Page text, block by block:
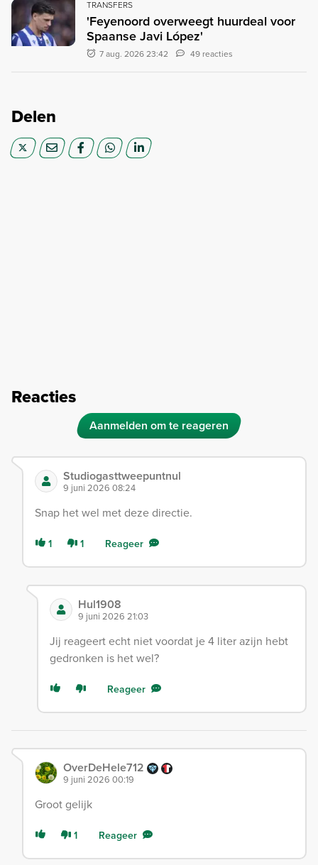
TRANSFERS
'Feyenoord overweegt huurdeal voor
Spaanse Javi López'
7 aug. 2026 23:42 49 reacties
Delen
Reacties
Aanmelden om te reageren
Studiogasttweepuntnul
9 juni 2026 08:24
Snap het wel met deze directie.
1 1 Reageer
Hul1908
9 juni 2026 21:03
Jij reageert echt niet voordat je 4 liter azijn hebt
gedronken is het wel?
Reageer
OverDeHele712
9 juni 2026 00:19
Groot gelijk
1 Reageer